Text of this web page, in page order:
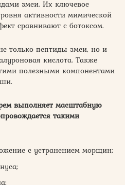
змеи. Их ключевое
активности мимической
сравнивают с ботоксом.
только пептиды змеи, но и
кислота. Также
полезными компонентами
выполняет масштабную
такими
с устранением морщин;